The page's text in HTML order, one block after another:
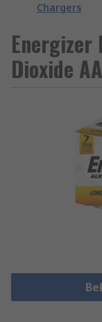
Chargers
Energizer
Dioxide